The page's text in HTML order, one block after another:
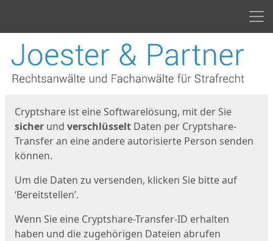
Start
Cryptshare ist eine Softwarelösung, mit der Sie
sicher und verschlüsselt Daten per Cryptshare-
Transfer an eine andere autorisierte Person senden
können.
Um die Daten zu versenden, klicken Sie bitte auf
‘Bereitstellen’.
Wenn Sie eine Cryptshare-Transfer-ID erhalten
haben und die zugehörigen Dateien abrufen